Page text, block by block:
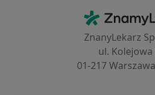
ZnanyLekarz
ul. Kolejowa
01-217